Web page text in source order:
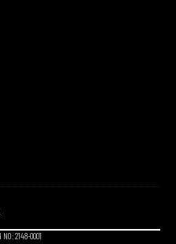
2148-0001